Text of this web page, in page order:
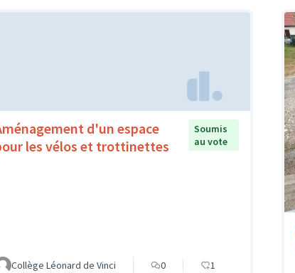
d'un espace
les vélos et trottinettes
Soumis
au vote
Collège Léonard de Vinci 0 1